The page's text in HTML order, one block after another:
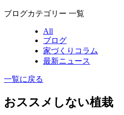
ブログカテゴリー 一覧
All
ブログ
家づくりコラム
最新ニュース
一覧に戻る
おススメしない植栽